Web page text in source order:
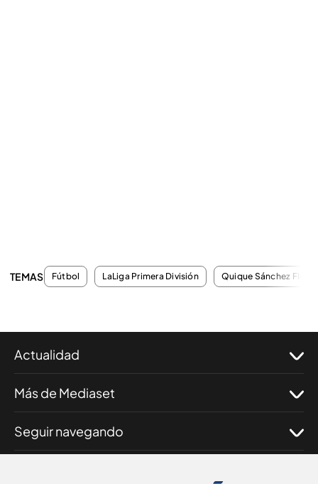
TEMAS Fútbol LaLiga Primera División Quique Sánchez Flores
Actualidad
Más de Mediaset
Seguir navegando